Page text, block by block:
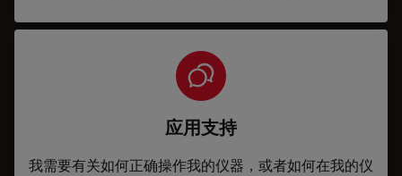
应用支持
我需要有关如何正确操作我的仪器，或者如何在我的仪